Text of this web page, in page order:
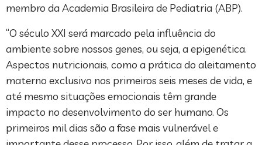
membro da Academia Brasileira de Pediatria (ABP).
“O século XXI será marcado pela influência do
ambiente sobre nossos genes, ou seja, a epigenética.
Aspectos nutricionais, como a prática do aleitamento
materno exclusivo nos primeiros seis meses de vida, e
até mesmo situações emocionais têm grande
impacto no desenvolvimento do ser humano. Os
primeiros mil dias são a fase mais vulnerável e